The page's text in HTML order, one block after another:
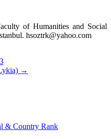
of Humanities and Social
hsoztrk@yahoo.com
→